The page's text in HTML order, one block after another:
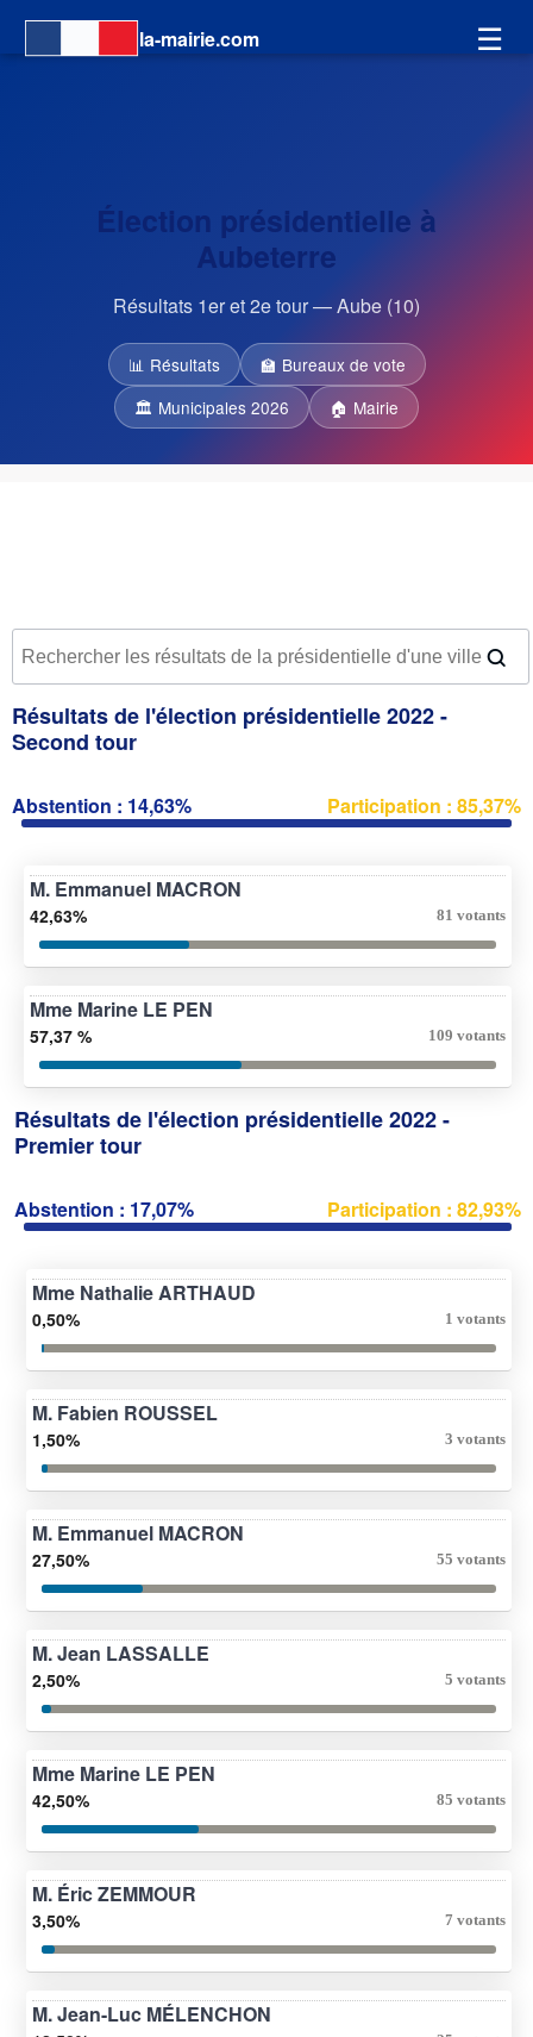
la-mairie.com ☰
Élection présidentielle à
Aubeterre
Résultats 1er et 2e tour — Aube (10)
📊 Résultats
🏫 Bureaux de vote
🏛 Municipales 2026
🏠 Mairie
Résultats de l'élection présidentielle 2022 -
Second tour
Abstention : 14,63% Participation : 85,37%
M. Emmanuel MACRON
42,63% 81 votants
Mme Marine LE PEN
57,37 % 109 votants
Résultats de l'élection présidentielle 2022 -
Premier tour
Abstention : 17,07% Participation : 82,93%
Mme Nathalie ARTHAUD
0,50% 1 votants
M. Fabien ROUSSEL
1,50% 3 votants
M. Emmanuel MACRON
27,50% 55 votants
M. Jean LASSALLE
2,50% 5 votants
Mme Marine LE PEN
42,50% 85 votants
M. Éric ZEMMOUR
3,50% 7 votants
M. Jean-Luc MÉLENCHON